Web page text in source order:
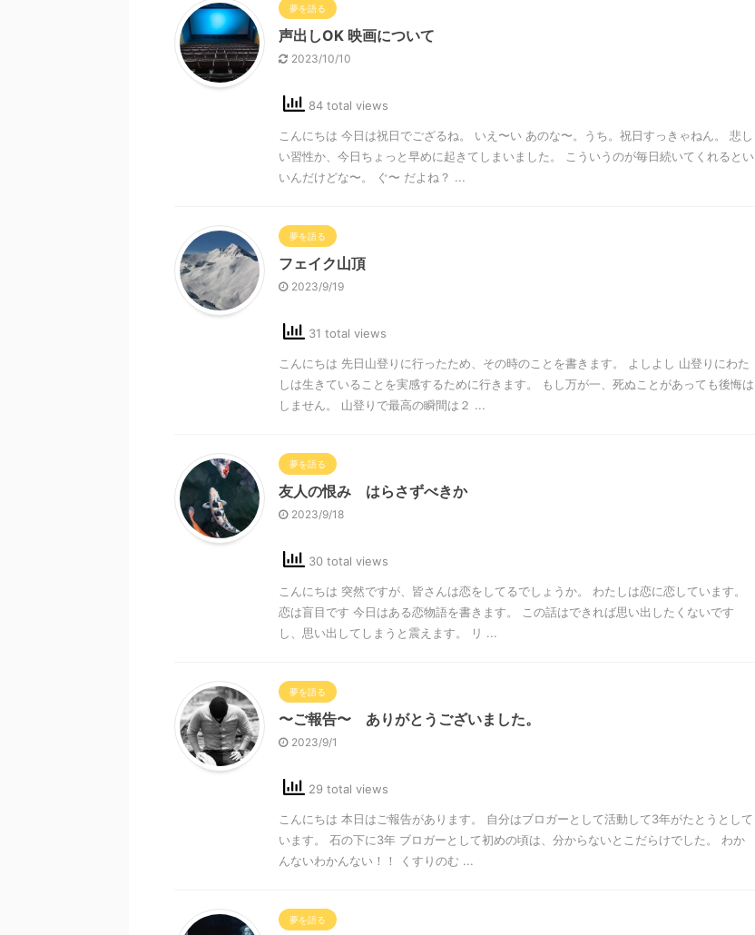
夢を語る
声出しOK 映画について
2023/10/10
84 total views
こんにちは 今日は祝日でござるね。 いえ〜い あのな〜。うち。祝日すっきゃねん。 悲し
い習性か、今日ちょっと早めに起きてしまいました。 こういうのが毎日続いてくれるとい
いんだけどな〜。 ぐ〜 だよね？ ...
夢を語る
フェイク山頂
2023/9/19
31 total views
こんにちは 先日山登りに行ったため、その時のことを書きます。 よしよし 山登りにわた
しは生きていることを実感するために行きます。 もし万が一、死ぬことがあっても後悔は
しません。 山登りで最高の瞬間は２ ...
夢を語る
友人の恨み はらさずべきか
2023/9/18
30 total views
こんにちは 突然ですが、皆さんは恋をしてるでしょうか。 わたしは恋に恋しています。
恋は盲目です 今日はある恋物語を書きます。 この話はできれば思い出したくないです
し、思い出してしまうと震えます。 リ ...
夢を語る
〜ご報告〜 ありがとうございました。
2023/9/1
29 total views
こんにちは 本日はご報告があります。 自分はブロガーとして活動して3年がたとうとして
います。 石の下に3年 ブロガーとして初めの頃は、分からないとこだらけでした。 わか
んないわかんない！！ くすりのむ ...
夢を語る